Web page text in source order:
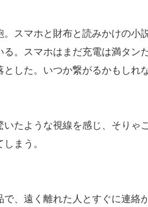
スマホと財布と読みかけの小
。スマホはまだ充電は満タン
した。いつか繋がるかもしれ
たような視線を感じ、そりゃ
まう。
で、遠く離れた人とすぐに連絡